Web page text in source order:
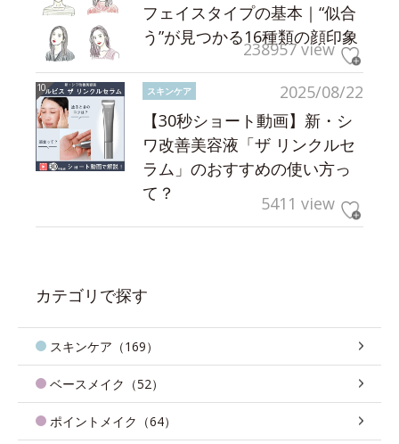
フェイスタイプの基本｜“似合
う”が見つかる16種類の顔印象
238957 view
2025/08/22
スキンケア
【30秒ショート動画】新・シ
ワ改善美容液「ザ リンクルセ
ラム」のおすすめの使い方っ
て？
5411 view
カテゴリで探す
スキンケア（169）
ベースメイク（52）
ポイントメイク（64）